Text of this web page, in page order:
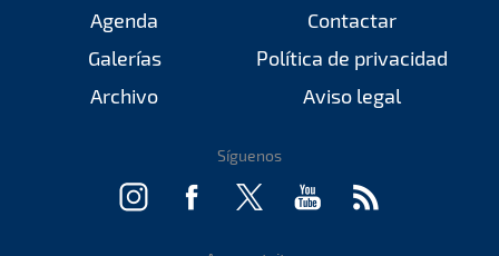
Agenda
Galerías
Archivo
Contactar
Política de privacidad
Aviso legal
Síguenos